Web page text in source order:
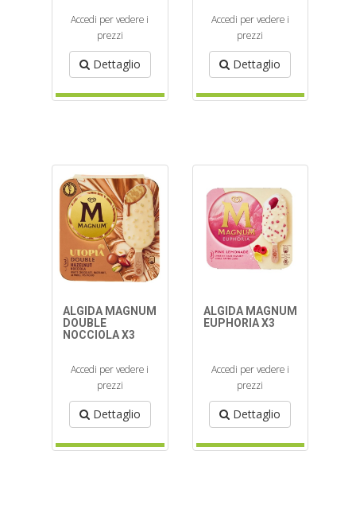
Accedi per vedere i
prezzi
Dettaglio
Accedi per vedere i
prezzi
Dettaglio
ALGIDA MAGNUM
DOUBLE
NOCCIOLA X3
Accedi per vedere i
prezzi
Dettaglio
ALGIDA MAGNUM
EUPHORIA X3
Accedi per vedere i
prezzi
Dettaglio